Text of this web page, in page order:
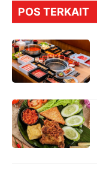
POS TERKAIT